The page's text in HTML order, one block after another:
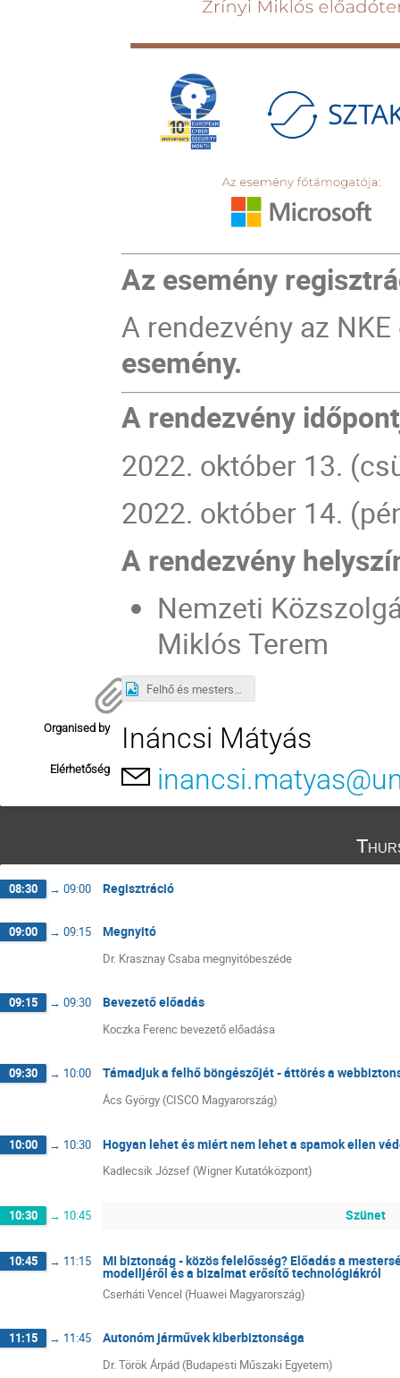
Az esemény
A rendezvény az
esemény.
A rendezvény
2022. október 13.
2022. október 14.
A rendezvény
Nemzeti
Miklós Terem
Felhő és mesterséges intelligencia biztonsági nap v3.png
Organised by Ináncsi Mátyás
Elérhetőség
08:30 → 09:00 Regisztráció
09:00 → 09:15 Megnyitó
Dr. Krasznay Csaba megnyitóbeszéde
09:15 → 09:30 Bevezető előadás
Koczka Ferenc bevezető előadása
09:30 → 10:00 Támadjuk a felhő böngészőjét - áttörés a
Ács György (CISCO Magyarország)
10:00 → 10:30 Hogyan lehet és miért nem lehet a spamok ellen
Kadlecsik József (Wigner Kutatóközpont)
10:30 → 10:45 Szünet
10:45 → 11:15 MI biztonság - közös felelősség? Előadás a
modelljéről és a bizalmat erősítő technológiákról
Cserháti Vencel (Huawei Magyarország)
11:15 → 11:45 Autonóm járművek kiberbiztonsága
Dr. Török Árpád (Budapesti Műszaki Egyetem)